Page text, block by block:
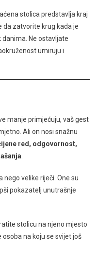
stolica predstavlja kraj
da zatvorite krug kada je
Ne ostavljate
umiruju i
manje primjećuju, vaš gest
Ali on nosi snažnu
red, odgovornost,
nego velike riječi. One su
pokazatelj unutrašnje
stolicu na njeno mjesto
na koju se svijet još